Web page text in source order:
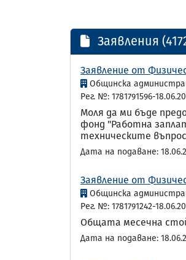
Заявления
Заявление от
Общинска
Рег. №: 1781791596-
Моля да ми бъде
фонд "Работна
техническите
Дата на подаване:
Заявление от
Общинска
Рег. №: 1781791242-
Общата месечна
Дата на подаване: